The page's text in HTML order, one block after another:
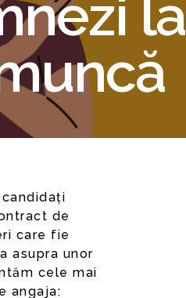
la
de
care fie
asupra unor
cele mai
angaja: